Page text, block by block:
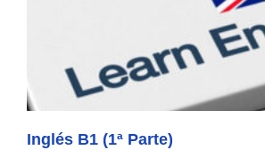
Inglés B1 (1ª Parte)